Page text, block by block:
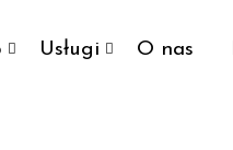
Usługi O nas